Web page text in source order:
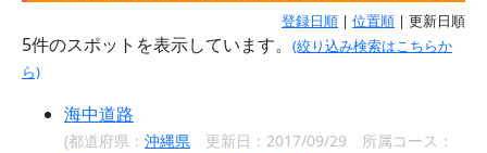
登録日順 | 位置順 | 更新日順
5件のスポットを表示しています。
(絞り込み検索はこちらか
ら)
海中道路
(都道府県： 沖縄県 更新日：2017/09/29 所属コース：